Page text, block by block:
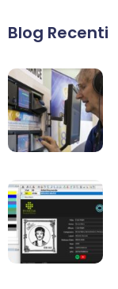
Blog Recenti